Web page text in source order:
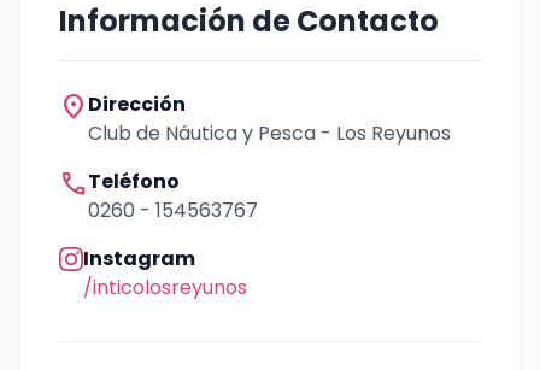
Información de Contacto
location_on Dirección
Club de Náutica y Pesca - Los Reyunos
callTeléfono
0260 - 154563767
Instagram
/inticolosreyunos